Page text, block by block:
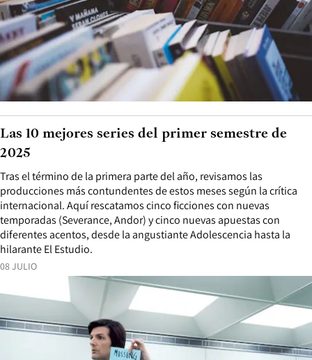
08 JULIO
Tras el término de la primera parte del año, revisamos las
producciones más contundentes de estos meses según la crítica
internacional. Aquí rescatamos cinco ficciones con nuevas
temporadas (Severance, Andor) y cinco nuevas apuestas con
diferentes acentos, desde la angustiante Adolescencia hasta la
hilarante El Estudio.
Las 10 mejores series del primer semestre de
2025